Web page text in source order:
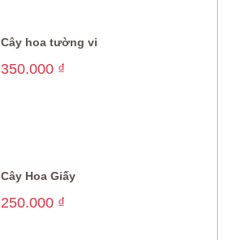
Cây hoa tường vi
350.000 ₫
Cây Hoa Giấy
250.000 ₫